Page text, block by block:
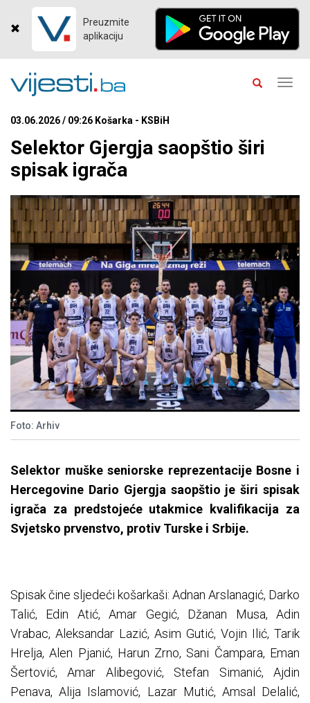
Preuzmite
aplikaciju
03.06.2026 / 09:26 Košarka - KSBiH
Selektor Gjergja saopštio širi
spisak igrača
Foto: Arhiv
Selektor muške seniorske reprezentacije Bosne i
Hercegovine Dario Gjergja saopštio je širi spisak
igrača za predstojeće utakmice kvalifikacija za
Svjetsko prvenstvo, protiv Turske i Srbije.
Spisak čine sljedeći košarkaši: Adnan Arslanagić, Darko
Talić, Edin Atić, Amar Gegić, Džanan Musa, Adin
Vrabac, Aleksandar Lazić, Asim Gutić, Vojin Ilić, Tarik
Hrelja, Alen Pjanić, Harun Zrno, Sani Čampara, Eman
Šertović, Amar Alibegović, Stefan Simanić, Ajdin
Penava, Alija Islamović, Lazar Mutić, Amsal Delalić,